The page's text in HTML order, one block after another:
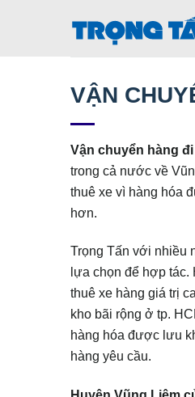
VẬN
Vận chuyển hàng
trong cả nước về
thuê xe vì hàng hóa
hơn.
Trọng Tấn với nhiều
lựa chọn để hợp
thuê xe hàng giá trị
kho bãi rộng ở tp.
hàng hóa được lưu
hàng yêu cầu.